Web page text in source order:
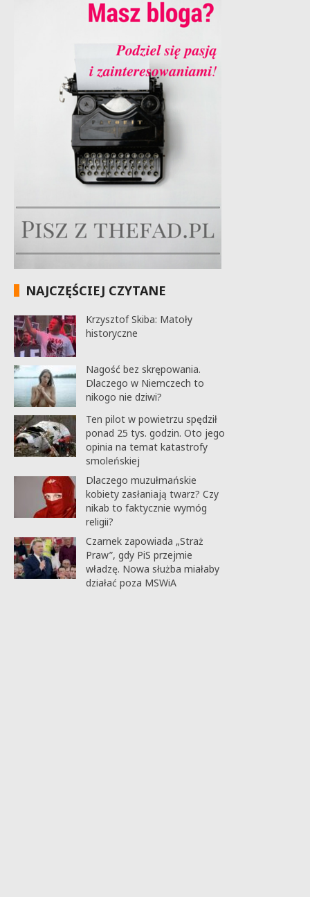
NAJCZĘŚCIEJ CZYTANE
Krzysztof Skiba: Matoły
historyczne
Nagość bez skrępowania.
Dlaczego w Niemczech to
nikogo nie dziwi?
Ten pilot w powietrzu spędził
ponad 25 tys. godzin. Oto jego
opinia na temat katastrofy
smoleńskiej
Dlaczego muzułmańskie
kobiety zasłaniają twarz? Czy
nikab to faktycznie wymóg
religii?
Czarnek zapowiada „Straż
Praw”, gdy PiS przejmie
władzę. Nowa służba miałaby
działać poza MSWiA